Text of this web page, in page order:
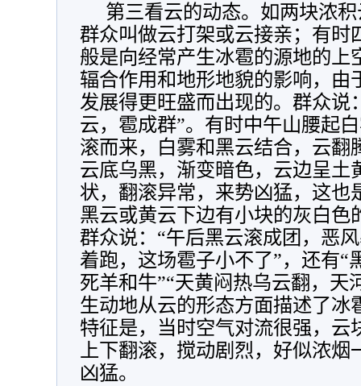
第三看云的动态。如两块浓
群众叫做云打架或云接亲；有时
般是向经常产生冰雹的源地的上
辐合作用和地形地貌的影响，由
发展得更旺盛而出现的。群众说
云，雹成群”。有时中午山腰起
滚而来，白雾和黑云结合，云翻
云底乌黑，渐变暗色，云边呈土
状，翻滚异常，来势凶猛，这也
黑云或黄云下边有小块的灰白色
群众说：“午后黑云滚成团，恶
着跑，这场雹子小不了”，还有“
死羊和牛”“天黄闷热乌云翻，天
生动地从云的形态方面描述了冰
特征是，当时空气对流很强，云
上下翻滚，搅动剧烈，好似浓
凶猛。